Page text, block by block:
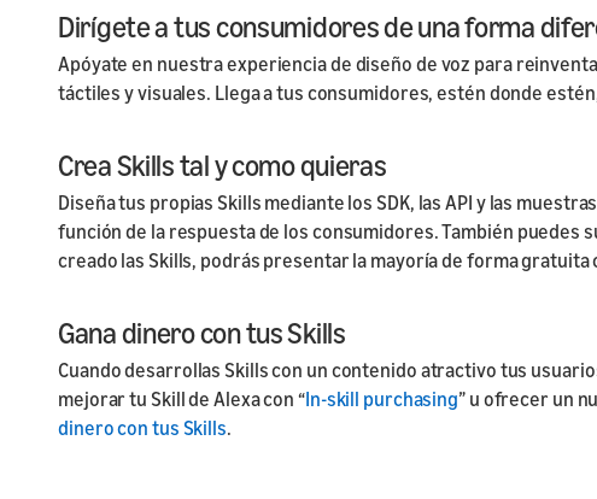
Dirígete a tus consumidores de una forma
Apóyate en nuestra experiencia de diseño de voz para
táctiles y visuales. Llega a tus consumidores, estén donde
Crea Skills tal y como quieras
Diseña tus propias Skills mediante los SDK, las API y las
función de la respuesta de los consumidores. También puedes
creado las Skills, podrás presentar la mayoría de forma gratuita
Gana dinero con tus Skills
Cuando desarrollas Skills con un contenido atractivo tus
mejorar tu Skill de Alexa con “In-skill purchasing” u ofrecer un
dinero con tus Skills.